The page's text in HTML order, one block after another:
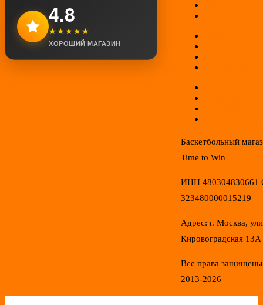
4.8
★★★★★
ХОРОШИЙ МАГАЗИН
Баскетбольный
Time to Win
ИНН 480304830661
323480000015219
Адрес: г. Москва,
Кировоградская 13А
Все права
2013-2026